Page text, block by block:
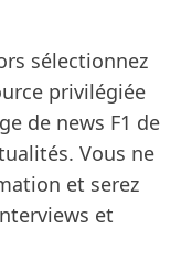
sélectionnez
privilégiée
de news F1 de
Vous ne
et serez
et